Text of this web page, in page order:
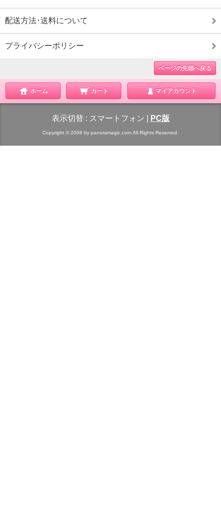
配送方法･送料について
プライバシーポリシー
ページの先頭へ戻る
ホーム カート マイアカウント
表示切替 : スマートフォン PC版
Copyright © 2008 by panoramagic.com All Rights Reserved.